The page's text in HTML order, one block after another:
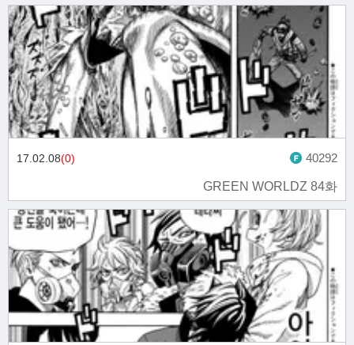
GREEN WORLDZ 84화
17.02.08(0) 40292